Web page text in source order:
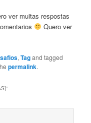
ver muitas respostas
Quero ver
,Tagand tagged
permalink.
”